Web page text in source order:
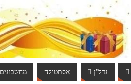
נדל"ן אסתטיקה מחשבונים